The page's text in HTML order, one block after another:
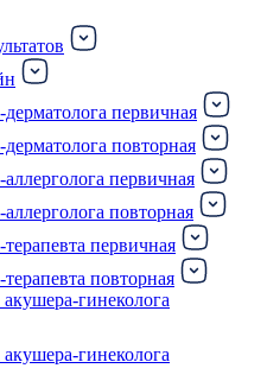
дерматолога первичная
повторная
первичная
повторная
первичная
повторная
гинеколога
гинеколога